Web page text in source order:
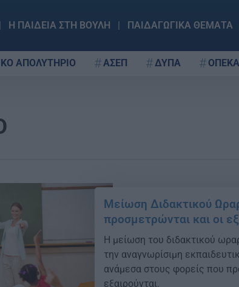
Η ΠΑΙΔΕΙΑ ΣΤΗ ΒΟΥΛΗ ΠΑΙΔΑΓΩΓΙΚΑ ΘΕΜΑΤΑ
ΑΠΟΛΥΤΗΡΙΟ ΑΣΕΠ ΔΥΠΑ ΟΠΕΚΑ
Μείωση Διδακτικού
προσμετρώνται και οι
Η μείωση του διδακτικού
την αναγνωρίσιμη
ανάμεσα στους φορείς που
εξαιρούνται.